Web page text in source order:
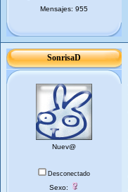
Mensajes: 955
SonrisaD
Nuev@
Desconectado
Sexo: